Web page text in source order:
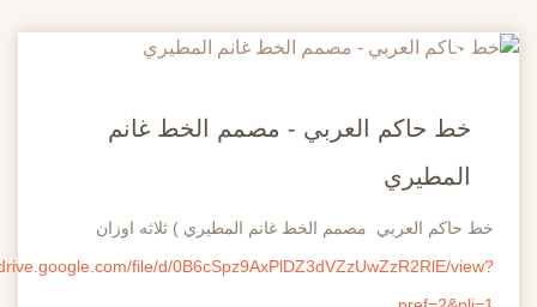
20
خط حاكم العربي - مصمم الخط غانم
المطيري
حاكم العربي مصمم الخط غانم المطيري ) ثلاثه اوزان
https://drive.google.com/file/d/0B6cSpz9AxPlDZ3dVZzUwZzR2RlE/